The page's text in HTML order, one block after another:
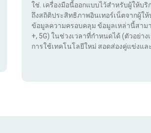
ใช่. เครื่องมือนี้ออกแบบไว้สำหรับผู้ให้บ
ถึงสถิติประสิทธิภาพอินเทอร์เน็ตจากผู้ใ
ข้อมูลความครอบคลุม ข้อมูลเหล่านี้สามา
+, 5G) ในช่วงเวลาที่กำหนดได้ (ตัวอย่า
การใช้เทคโนโลยีใหม่ สอดส่องคู่แข่ง